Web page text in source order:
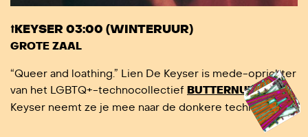
⭡KEYSER 03:00 (WINTERUUR)
GROTE ZAAL
“Queer and loathing.” Lien De Keyser is mede-oprichter
van het LGBTQ+-technocollectief BUTTERNUT. Met
Keyser neemt ze je mee naar de donkere technozijde.